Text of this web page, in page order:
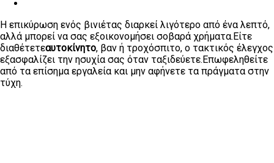
Η επικύρωση ενός βινιέτας διαρκεί λιγότερο από ένα λεπτό,
αλλά μπορεί να σας εξοικονομήσει σοβαρά χρήματα.Είτε
διαθέτετεαυτοκίνητο, βαν ή τροχόσπιτο, ο τακτικός έλεγχος
εξασφαλίζει την ησυχία σας όταν ταξιδεύετε.Επωφεληθείτε
από τα επίσημα εργαλεία και μην αφήνετε τα πράγματα στην
τύχη.